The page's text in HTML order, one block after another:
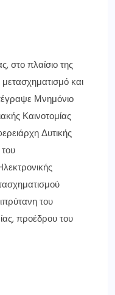
στο πλαίσιο της
και
Μνημόνιο
Καινοτομίας
Δυτικής
του
προέδρου του